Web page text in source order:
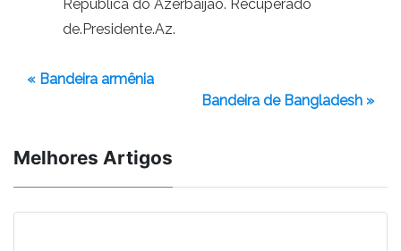
República do Azerbaijão. Recuperado
de.Presidente.Az.
« Bandeira armênia
Bandeira de Bangladesh »
Melhores Artigos